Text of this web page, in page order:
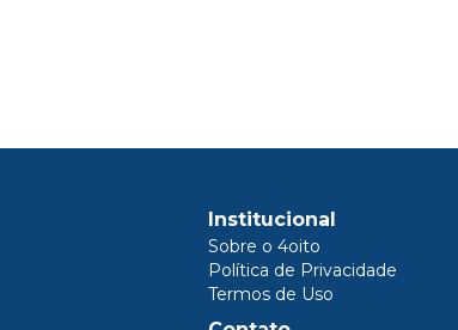
Institucional
Sobre o 4oito
Política de Privacidade
Termos de Uso